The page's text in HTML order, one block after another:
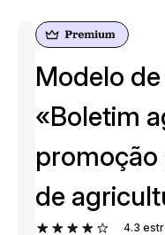
Modelo
«Boletim
promoção
de
4.3